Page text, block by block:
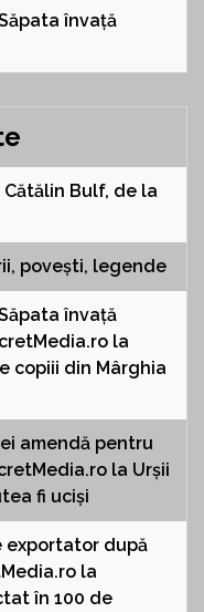
învață
Bulf, de la
povești, legende
învață
la
copiii din Mârghia
amendă pentru
la Urșii
fi uciși
exportator după
la
în 100 de